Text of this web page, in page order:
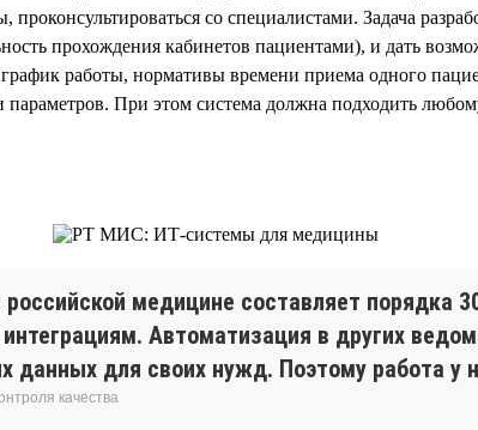
со специалистами. Задача
прохождения кабинетов пациентами), и дать
работы, нормативы времени приема одного
параметров. При этом система должна подходить
медицине составляет порядка
Автоматизация в других
данных для своих нужд. Поэтому работа у
качества